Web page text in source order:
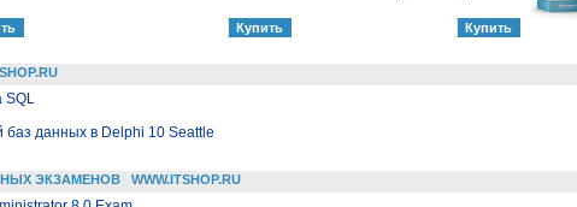
баз данных в Delphi 10 Seattle
ЭКЗАМЕНОВ
WWW.ITSHOP.RU